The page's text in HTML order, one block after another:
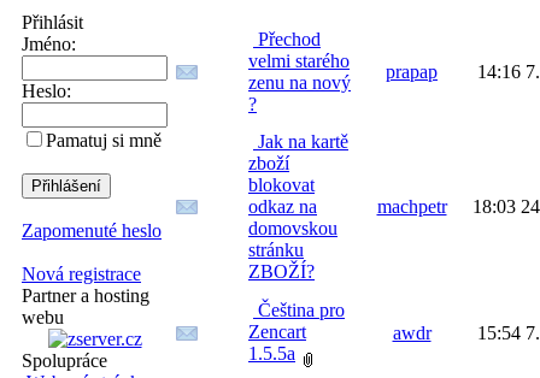
Přihlásit
Jméno:
Heslo:
Pamatuj si mně
Zapomenuté heslo
Nová registrace
Partner a hosting
webu
Spolupráce
Přechod
velmi starého
zenu na nový
?
prapap 14:16
Jak na kartě
zboží
blokovat
odkaz na
domovskou
stránku
ZBOŽÍ?
machpetr 18:03
Čeština pro
Zencart
1.5.5a
awdr 15:54